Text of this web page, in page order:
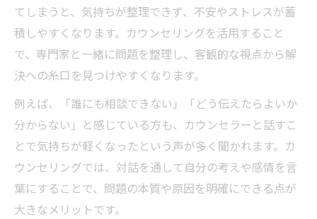
茨城県のカウンセリング相談先を徹底紹介
カウンセリングの評判と安心できる選び方
無料で相談できる茨城県のカウンセリング
活用法
専門カウンセリングで心の負担を軽減する
方法
カウンセリング案内で自分らしい解決策を
見つける
カウンセリングが対人ストレスを和らげる理由
てしまうと、気持ちが整理できず、不安やストレスが蓄
積しやすくなります。カウンセリングを活用すること
で、専門家と一緒に問題を整理し、客観的な視点から解
決への糸口を見つけやすくなります。
例えば、「誰にも相談できない」「どう伝えたらよいか
分からない」と感じている方も、カウンセラーと話すこ
とで気持ちが軽くなったという声が多く聞かれます。カ
ウンセリングでは、対話を通して自分の考えや感情を言
葉にすることで、問題の本質や原因を明確にできる点が
大きなメリットです。